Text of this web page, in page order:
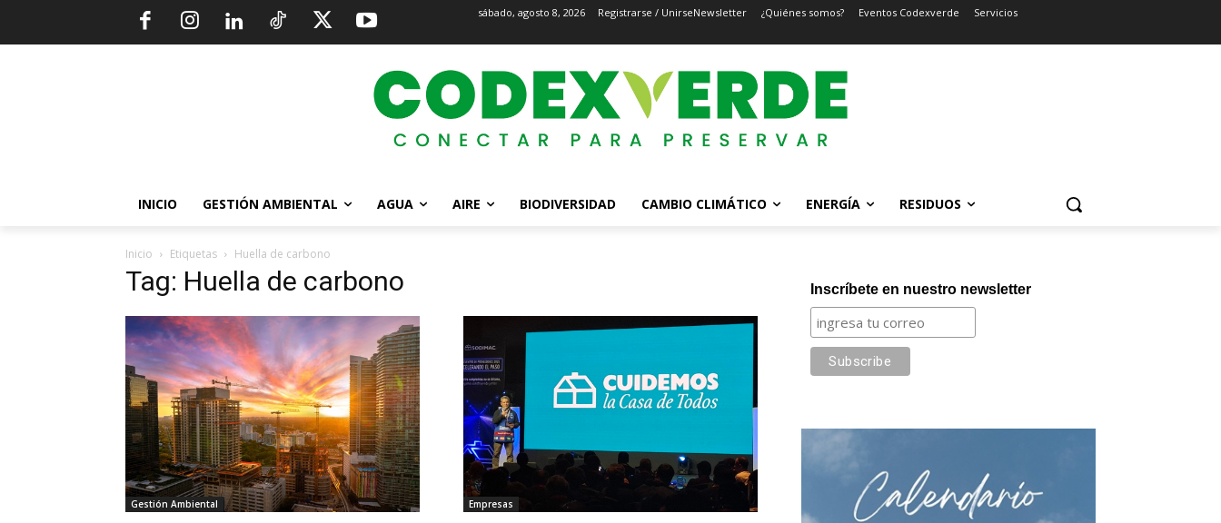
sábado, agosto 8, 2026 Registrarse / UnirseNewsletter ¿Quiénes somos? Eventos Codexverde Servicios
INICIO GESTIÓN AMBIENTAL AGUA AIRE BIODIVERSIDAD CAMBIO CLIMÁTICO ENERGÍA RESIDUOS
Inicio Etiquetas Huella de carbono
Tag: Huella de carbono
Gestión Ambiental Empresas
Inscríbete en nuestro newsletter